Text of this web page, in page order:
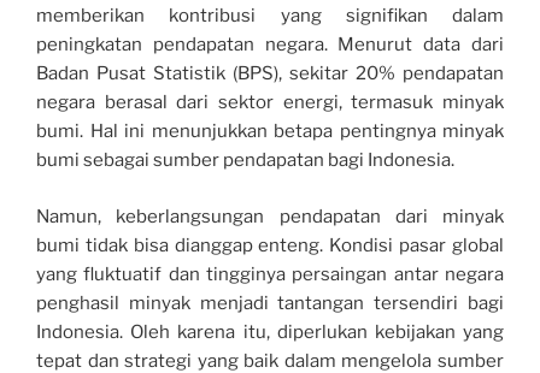
memberikan kontribusi yang signifikan dalam
peningkatan pendapatan negara. Menurut data dari
Badan Pusat Statistik (BPS), sekitar 20% pendapatan
negara berasal dari sektor energi, termasuk minyak
bumi. Hal ini menunjukkan betapa pentingnya minyak
bumi sebagai sumber pendapatan bagi Indonesia.
Namun, keberlangsungan pendapatan dari minyak
bumi tidak bisa dianggap enteng. Kondisi pasar global
yang fluktuatif dan tingginya persaingan antar negara
penghasil minyak menjadi tantangan tersendiri bagi
Indonesia. Oleh karena itu, diperlukan kebijakan yang
tepat dan strategi yang baik dalam mengelola sumber